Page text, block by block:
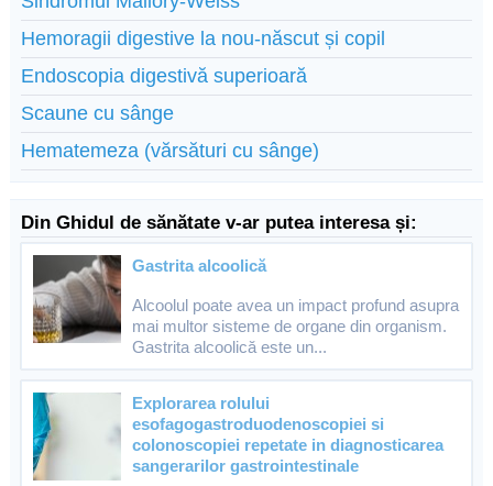
Hemoragii digestive la nou-născut și copil
Endoscopia digestivă superioară
Scaune cu sânge
Hematemeza (vărsături cu sânge)
Din Ghidul de sănătate v-ar putea interesa și:
Gastrita alcoolică
Alcoolul poate avea un impact profund asupra
mai multor sisteme de organe din organism.
Gastrita alcoolică este un...
Explorarea rolului
esofagogastroduodenoscopiei si
colonoscopiei repetate in diagnosticarea
sangerarilor gastrointestinale